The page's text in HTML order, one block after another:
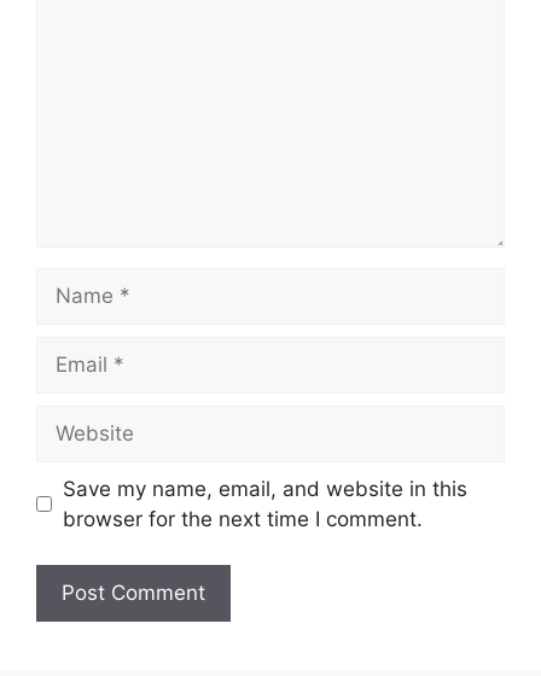
Save my name, email, and website in this
browser for the next time I comment.